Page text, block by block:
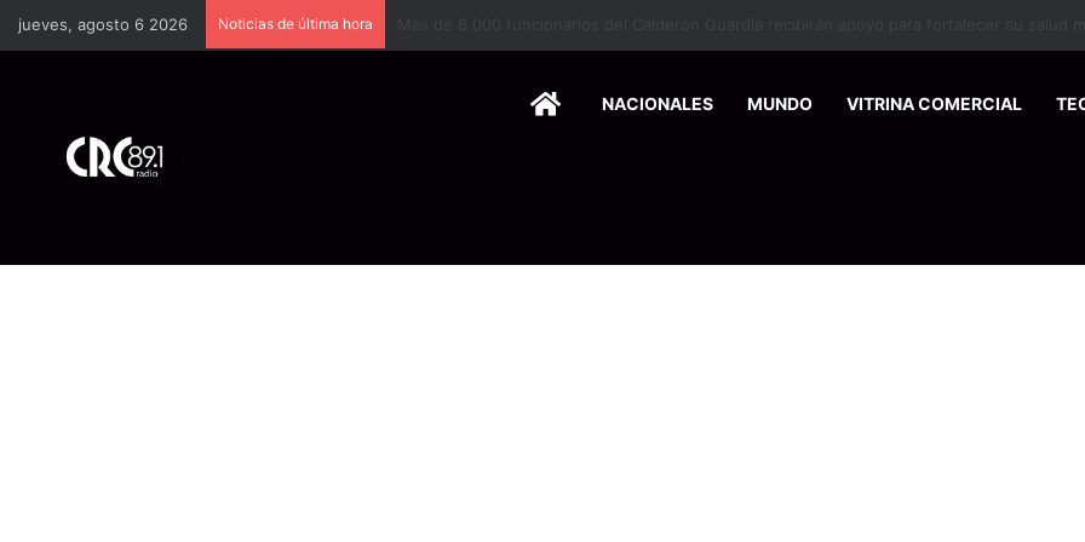
jueves, agosto 6 2026 Noticias de última hora
HOMENACIONALES MUNDO VITRINA COMERCIAL